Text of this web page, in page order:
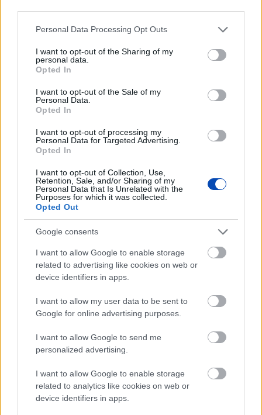
Please note that this website/app uses one or more Google
not limited to your visit or usage behaviour. You may click to
grant or deny consent to Google and its third-party tags to
use your data for below specified purposes in below Google
consent section.
Personal Data Processing Opt Outs
I want to opt-out of the Sharing of my
personal data.
Opted In
I want to opt-out of the Sale of my
Personal Data.
Opted In
I want to opt-out of processing my
Personal Data for Targeted Advertising.
Opted In
I want to opt-out of Collection, Use,
Retention, Sale, and/or Sharing of my
Personal Data that Is Unrelated with the
Purposes for which it was collected.
Opted Out
Google consents
I want to allow Google to enable storage
related to advertising like cookies on web or
device identifiers in apps.
I want to allow my user data to be sent to
Google for online advertising purposes.
I want to allow Google to send me
personalized advertising.
I want to allow Google to enable storage
related to analytics like cookies on web or
device identifiers in apps.
ETO
TOVÁBB
Mit tegyen, ha defektet
kapott?
ChatGPT: olyan kétéves
gyerek, aki elolvasta a
világ összes könyvét és
Kihalás
fenyegeti a
vándorló
több mint
ötödét
Mesterséges
intelligencia:
nagy a
40 éves a
Macintosh
számítógép
tudományos
gyógyítás
szolgálatában
A